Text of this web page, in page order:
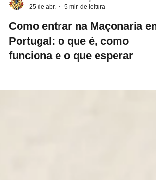
Centro de Estudos Maçónicos
25 de abr.
5 min de leitura
Como entrar na Maçonaria em
Portugal: o que é, como
funciona e o que esperar